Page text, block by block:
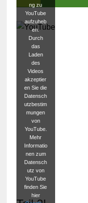
ng zu
YouTube
aufzuheb
en.
Durch
das
Laden
des
Videos
akzeptier
en Sie die
Datensch
utzbestim
mungen
von
YouTube.
Mehr
Informatio
nen zum
Datensch
utz von
YouTube
finden Sie
hier